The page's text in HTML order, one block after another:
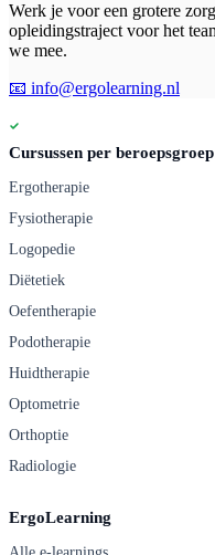
Werk je voor een grotere
opleidingstraject voor het
we mee.
📧 info@ergolearning.nl
Cursussen per beroepsgroep
Ergotherapie
Fysiotherapie
Logopedie
Diëtetiek
Oefentherapie
Podotherapie
Huidtherapie
Optometrie
Orthoptie
Radiologie
ErgoLearning